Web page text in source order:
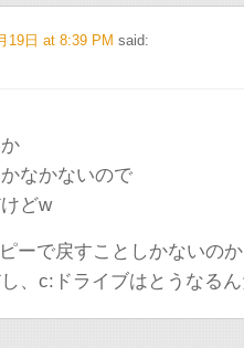
19日 at 8:39 PM said:
なかないので
どw
ーで戻すことしかないの
、c:ドライブはとうなる